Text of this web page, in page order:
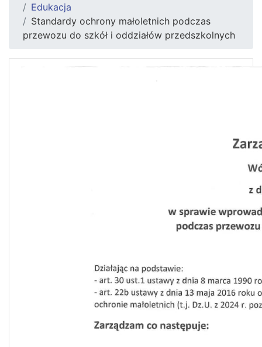
Edukacja
Standardy ochrony małoletnich podczas
przewozu do szkół i oddziałów przedszkolnych